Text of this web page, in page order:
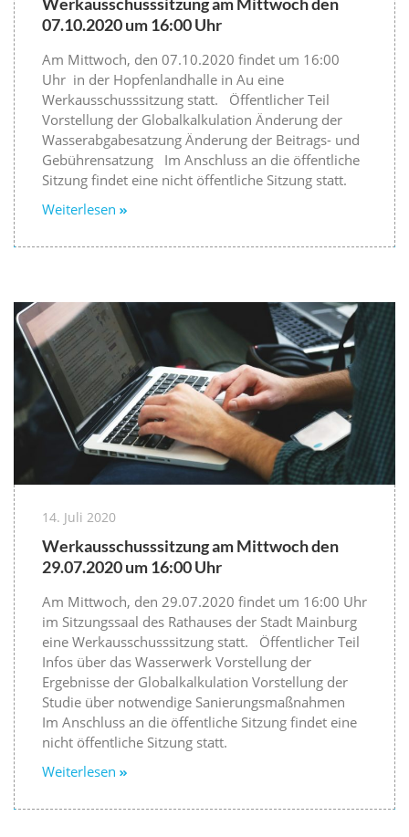
07.10.2020 um 16:00 Uhr
Am Mittwoch, den 07.10.2020 findet um 16:00
Uhr in der Hopfenlandhalle in Au eine
Werkausschusssitzung statt. Öffentlicher Teil
Vorstellung der Globalkalkulation Änderung der
Wasserabgabesatzung Änderung der Beitrags- und
Gebührensatzung Im Anschluss an die öffentliche
Sitzung findet eine nicht öffentliche Sitzung statt.
Weiterlesen
14. Juli 2020
Werkausschusssitzung am Mittwoch den
29.07.2020 um 16:00 Uhr
Am Mittwoch, den 29.07.2020 findet um 16:00 Uhr
im Sitzungssaal des Rathauses der Stadt Mainburg
eine Werkausschusssitzung statt. Öffentlicher Teil
Infos über das Wasserwerk Vorstellung der
Ergebnisse der Globalkalkulation Vorstellung der
Studie über notwendige Sanierungsmaßnahmen
Im Anschluss an die öffentliche Sitzung findet eine
nicht öffentliche Sitzung statt.
Weiterlesen